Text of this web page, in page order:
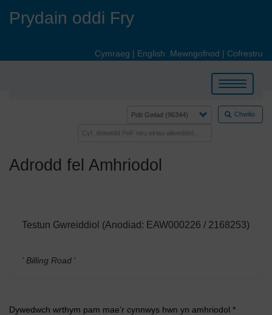
Prydain oddi Fry
Cymraeg | English Mewngofnod | Cofrestru
Toggle
navigation
Chwilio
Adrodd fel Amhriodol
Testun Gwreiddiol (Anodiad: EAW000226 / 2168253)
' Billing Road '
Dywedwch wrthym pam mae’r cynnwys hwn yn amhriodol *